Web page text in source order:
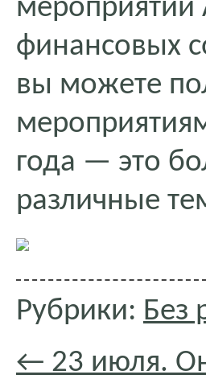
мероприятий
финансовых
вы можете
года — это
различные
Рубрики: Без
← 23 июля.